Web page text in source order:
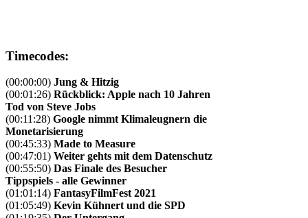
Timecodes:
(00:00:00) Jung & Hitzig
(00:01:26) Rückblick: Apple nach 10 Jahren
Tod von Steve Jobs
(00:11:28) Google nimmt Klimaleugnern die
Monetarisierung
(00:45:33) Made to Measure
(00:47:01) Weiter gehts mit dem Datenschutz
(00:55:50) Das Finale des Besucher
Tippspiels - alle Gewinner
(01:01:14) FantasyFilmFest 2021
(01:05:49) Kevin Kühnert und die SPD